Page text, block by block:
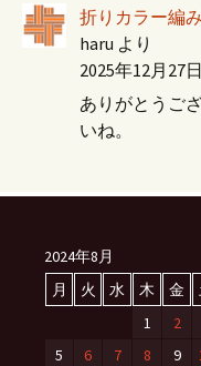
折りカラー編
haru より
2025年12月27日
ありがとうご
いね。
2024年8月
月
火 水 木 金
1
2
5
6 7 8 9